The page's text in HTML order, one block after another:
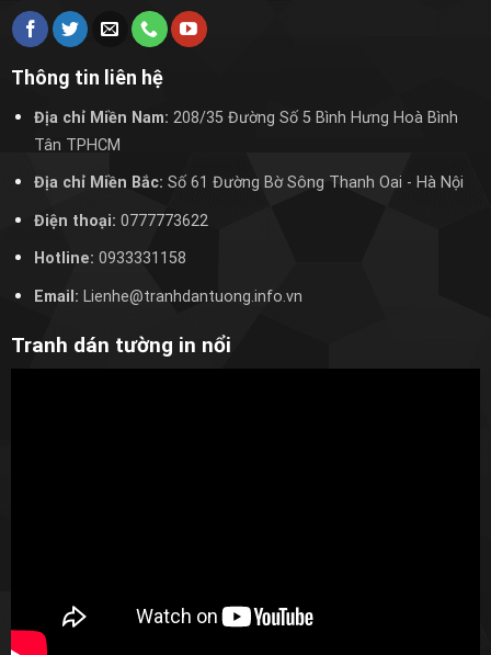
Thông tin liên hệ
Địa chỉ Miền Nam: 208/35 Đường Số 5 Bình Hưng Hoà Bình
Tân TPHCM
Địa chỉ Miền Bắc: Số 61 Đường Bờ Sông Thanh Oai - Hà Nội
Điện thoại: 0777773622
Hotline: 0933331158
Email: Lienhe@tranhdantuong.info.vn
Tranh dán tường in nổi